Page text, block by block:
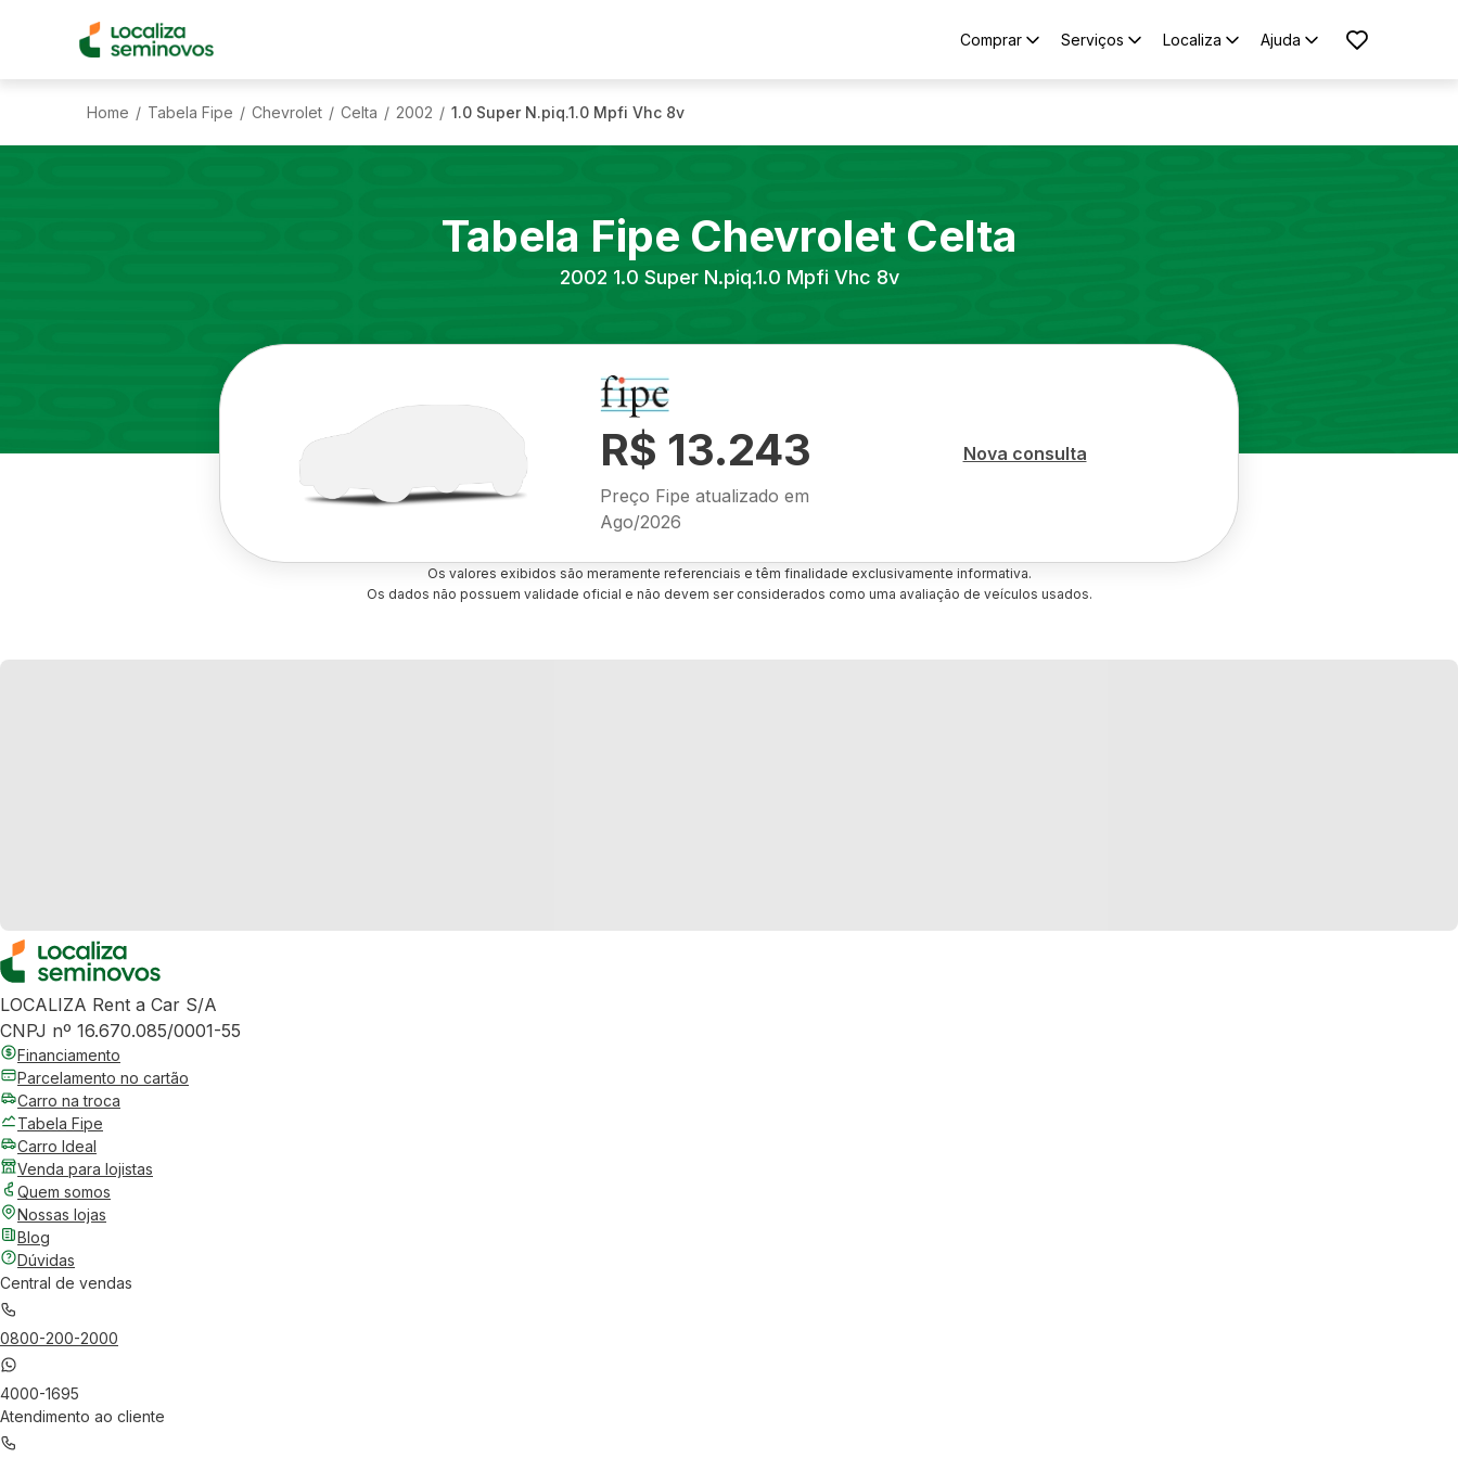
Comprar Serviços Localiza Ajuda
Home / Tabela Fipe / Chevrolet / Celta / 2002 / 1.0 Super N.piq.1.0 Mpfi Vhc 8v
Tabela Fipe Chevrolet Celta
2002 1.0 Super N.piq.1.0 Mpfi Vhc 8v
R$ 13.243
Preço Fipe atualizado em
Ago/2026
Nova consulta
Os valores exibidos são meramente referenciais e têm finalidade exclusivamente informativa.
Os dados não possuem validade oficial e não devem ser considerados como uma avaliação de veículos usados.
LOCALIZA Rent a Car S/A
CNPJ nº 16.670.085/0001-55
Financiamento
Parcelamento no cartão
Carro na troca
Tabela Fipe
Carro Ideal
Venda para lojistas
Quem somos
Nossas lojas
Blog
Dúvidas
Central de vendas
0800-200-2000
4000-1695
Atendimento ao cliente